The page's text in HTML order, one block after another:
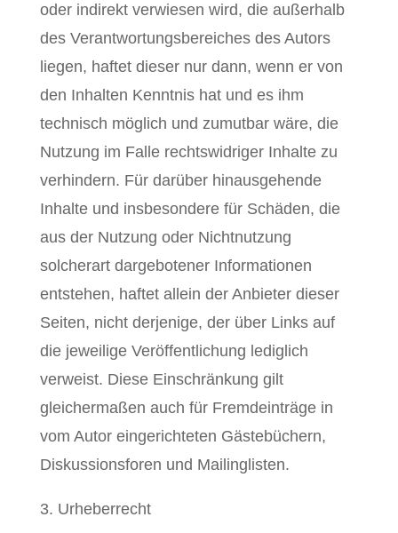
oder indirekt verwiesen wird, die außerhalb
des Verantwortungsbereiches des Autors
liegen, haftet dieser nur dann, wenn er von
den Inhalten Kenntnis hat und es ihm
technisch möglich und zumutbar wäre, die
Nutzung im Falle rechtswidriger Inhalte zu
verhindern. Für darüber hinausgehende
Inhalte und insbesondere für Schäden, die
aus der Nutzung oder Nichtnutzung
solcherart dargebotener Informationen
entstehen, haftet allein der Anbieter dieser
Seiten, nicht derjenige, der über Links auf
die jeweilige Veröffentlichung lediglich
verweist. Diese Einschränkung gilt
gleichermaßen auch für Fremdeinträge in
vom Autor eingerichteten Gästebüchern,
Diskussionsforen und Mailinglisten.
3. Urheberrecht